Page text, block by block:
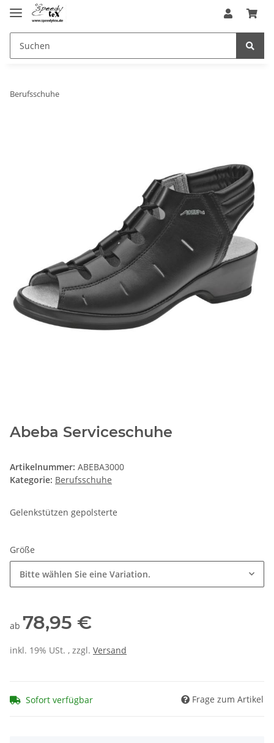
Berufsschuhe
Abeba Serviceschuhe
Artikelnummer: ABEBA3000
Kategorie: Berufsschuhe
Gelenkstützen gepolsterte
Größe
Bitte wählen Sie eine Variation.
ab 78,95 €
inkl. 19% USt. , zzgl. Versand
Sofort verfügbar Frage zum Artikel